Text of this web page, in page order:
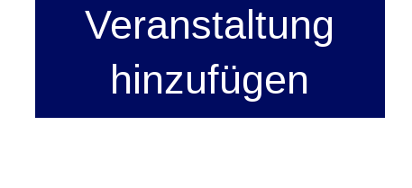
Veranstaltung
hinzufügen